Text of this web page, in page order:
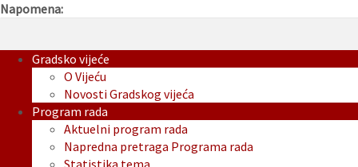
Napomena:
Gradsko vijeće
O Vijeću
Novosti Gradskog vijeća
Program rada
Aktuelni program rada
Napredna pretraga Programa rada